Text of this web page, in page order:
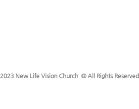
2023 New Life Vision Church © All Rights Reserved